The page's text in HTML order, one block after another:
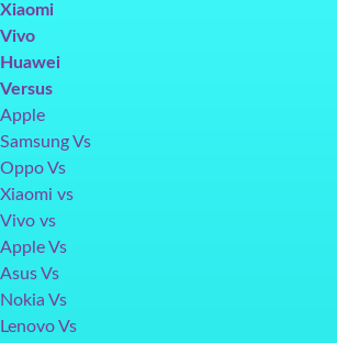
Oppo F5
Xiaomi
Vivo
Huawei
Versus
Apple
Samsung Vs
Oppo Vs
Xiaomi vs
Vivo vs
Apple Vs
Asus Vs
Nokia Vs
Lenovo Vs